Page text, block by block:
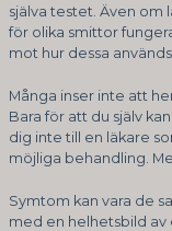
själva testet. Även
för olika smittor
mot hur dessa används.
Många inser inte att
Bara för att du själv
dig inte till en läkare
möjliga behandling.
Symtom kan vara de
med en helhetsbild av